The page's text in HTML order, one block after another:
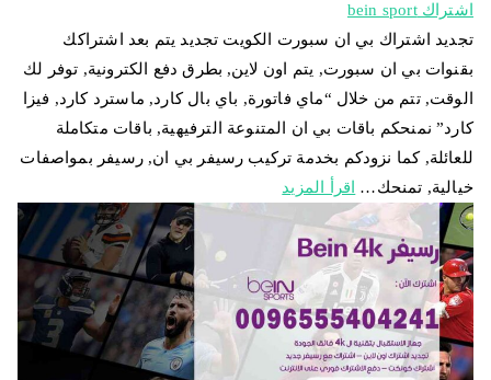
اشتراك bein sport
تجديد اشتراك بي ان سبورت الكويت تجديد يتم بعد اشتراكك
بقنوات بي ان سبورت, يتم اون لاين, بطرق دفع الكترونية, توفر لك
الوقت, تتم من خلال “ماي فاتورة, باي بال كارد, ماسترد كارد, فيزا
كارد” نمنحكم باقات بي ان المتنوعة الترفيهية, باقات متكاملة
للعائلة, كما نزودكم بخدمة تركيب رسيفر بي ان, رسيفر بمواصفات
خيالية, تمنحك…
اقرأ المزيد